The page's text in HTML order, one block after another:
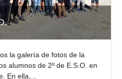
la galería de fotos de la
alumnos de 2º de E.S.O. en
En ella,...